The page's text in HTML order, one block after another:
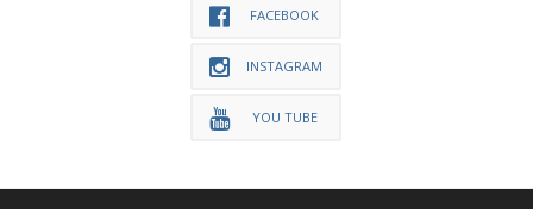
FACEBOOK
INSTAGRAM
YOU TUBE